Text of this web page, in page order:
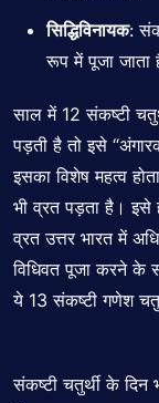
सिद्धिविनायक:
रूप में पूजा जाता
साल में 12 संकष्टी
पड़ती है तो इसे
इसका विशेष महत्व
भी व्रत पड़ता है। इसे
व्रत उत्तर भारत में
विधिवत पूजा करने के
ये 13 संकष्टी गणेश
संकष्टी चतुर्थी के